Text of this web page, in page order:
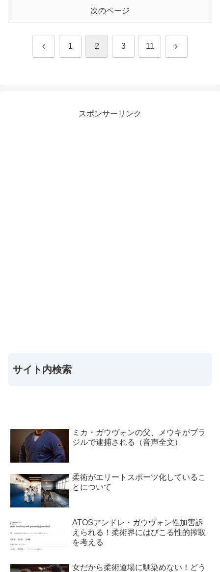
次のページ
前 1 2 3 11 次
スポンサーリンク
サイト内検索
ミカ・ガウヴォンの父、メウキがブラ
ジルで逮捕される（音声全文）
柔術がエリートスポーツ化しているこ
とについて
ATOSアンドレ・ガウヴォン性加害訴
えられる！柔術界にはびこる性的搾取
を考える
女だから柔術道場に馴染めない！どう